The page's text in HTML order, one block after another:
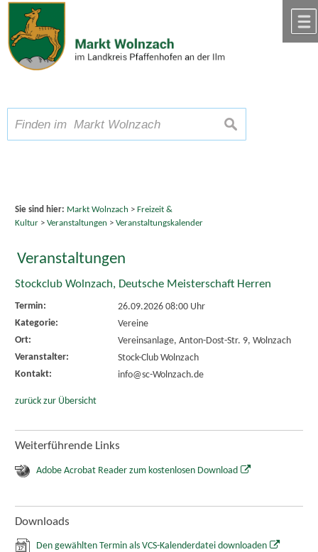
Zum Inhalt,zur Navigation
Schriftgröße A A A suchen
Sie sind hier: Markt Wolnzach > Freizeit &
Kultur> Veranstaltungen > Veranstaltungskalender
Veranstaltungen
Stockclub Wolnzach, Deutsche Meisterschaft Herren
Termin:
26.09.2026 08:00 Uhr
Kategorie:
Vereine
Ort:
Vereinsanlage, Anton-Dost-Str. 9, Wolnzach
Veranstalter:
Stock-Club Wolnzach
Kontakt:
info@sc-Wolnzach.de
zurück zur Übersicht
Weiterführende Links
Adobe Acrobat Reader zum kostenlosen Download
Downloads
Den gewählten Termin als VCS-Kalenderdatei downloaden